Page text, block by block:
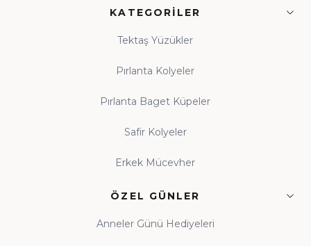
KATEGORILER
Tektaş Yüzükler
Pırlanta Kolyeler
Pırlanta Baget Küpeler
Safir Kolyeler
Erkek Mücevher
ÖZEL GÜNLER
Anneler Günü Hediyeleri